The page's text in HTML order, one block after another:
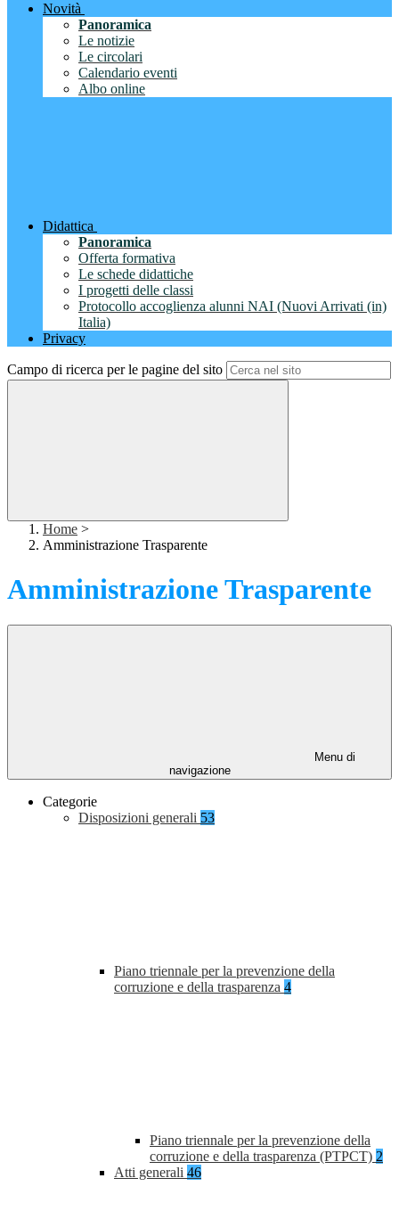
Novità
Panoramica
Le notizie
Le circolari
Calendario eventi
Albo online
Didattica
Panoramica
Offerta formativa
Le schede didattiche
I progetti delle classi
Protocollo accoglienza alunni NAI (Nuovi Arrivati (in)
Italia)
Privacy
Campo di ricerca per le pagine del sito
Home >
Amministrazione Trasparente
Amministrazione Trasparente
Menu di
navigazione
Categorie
Disposizioni generali 53
Piano triennale per la prevenzione della
corruzione e della trasparenza 4
Piano triennale per la prevenzione della
corruzione e della trasparenza (PTPCT) 2
Atti generali 46